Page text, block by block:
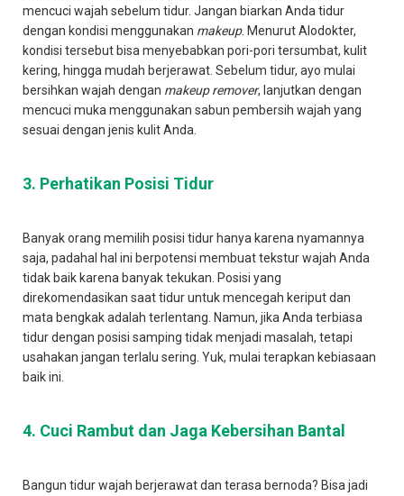
mencuci wajah sebelum tidur. Jangan biarkan Anda tidur
dengan kondisi menggunakan makeup. Menurut Alodokter,
kondisi tersebut bisa menyebabkan pori-pori tersumbat, kulit
kering, hingga mudah berjerawat. Sebelum tidur, ayo mulai
bersihkan wajah dengan makeup remover, lanjutkan dengan
mencuci muka menggunakan sabun pembersih wajah yang
sesuai dengan jenis kulit Anda.
3. Perhatikan Posisi Tidur
Banyak orang memilih posisi tidur hanya karena nyamannya
saja, padahal hal ini berpotensi membuat tekstur wajah Anda
tidak baik karena banyak tekukan. Posisi yang
direkomendasikan saat tidur untuk mencegah keriput dan
mata bengkak adalah terlentang. Namun, jika Anda terbiasa
tidur dengan posisi samping tidak menjadi masalah, tetapi
usahakan jangan terlalu sering. Yuk, mulai terapkan kebiasaan
baik ini.
4. Cuci Rambut dan Jaga Kebersihan Bantal
Bangun tidur wajah berjerawat dan terasa bernoda? Bisa jadi